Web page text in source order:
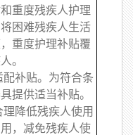
重度残疾人护理
困难残疾人生活
重度护理补贴覆
。
补贴。为符合条
提供适当补贴。
降低残疾人使用
，减免残疾人使